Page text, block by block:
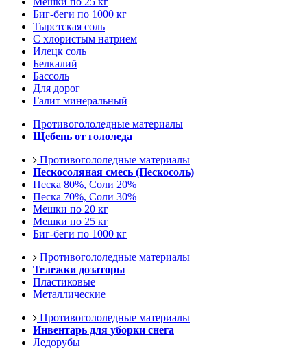
Биг-беги по 1000 кг
Тыретская соль
С хлористым натрием
Илецк соль
Белкалий
Бассоль
Для дорог
Галит минеральный
Противогололедные материалы
Щебень от гололеда
Противогололедные материалы
Пескосоляная смесь (Пескосоль)
Песка 80%, Соли 20%
Песка 70%, Соли 30%
Мешки по 20 кг
Мешки по 25 кг
Биг-беги по 1000 кг
Противогололедные материалы
Тележки дозаторы
Пластиковые
Металлические
Противогололедные материалы
Инвентарь для уборки снега
Ледорубы